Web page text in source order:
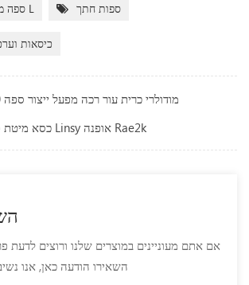
ספה מודולרית בצורת L ספות חתך
כיסאות
Linsy מודולרי כרית עור רכה מפעל ייצור ספה 2090
כסא מיטת ספה בכורסה Linsy אופנה Rae2k
אם אתם מעוניינים במוצרים שלנו ורוצים לדעת
השאירו הודעה כאן, אנו